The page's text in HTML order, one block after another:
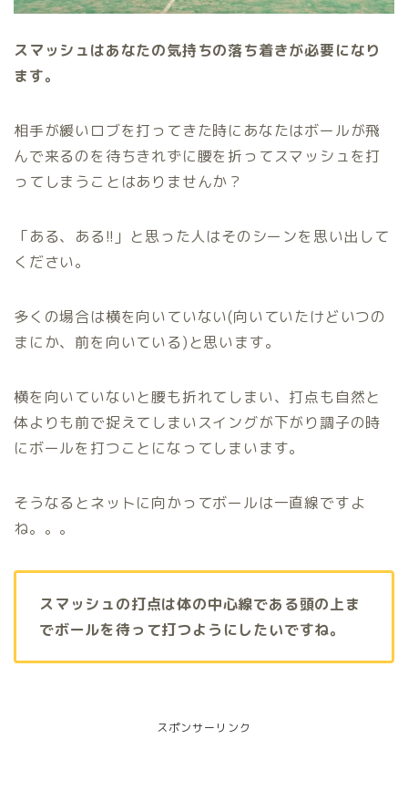
スマッシュはあなたの気持ちの落ち着きが必要になり
ます。
相手が緩いロブを打ってきた時にあなたはボールが飛
んで来るのを待ちきれずに腰を折ってスマッシュを打
ってしまうことはありませんか？
「ある、ある!!」と思った人はそのシーンを思い出して
ください。
多くの場合は横を向いていない(向いていたけどいつの
まにか、前を向いている)と思います。
横を向いていないと腰も折れてしまい、打点も自然と
体よりも前で捉えてしまいスイングが下がり調子の時
にボールを打つことになってしまいます。
そうなるとネットに向かってボールは一直線ですよ
ね。。。
スマッシュの打点は体の中心線である頭の上ま
でボールを待って打つようにしたいですね。
スポンサーリンク